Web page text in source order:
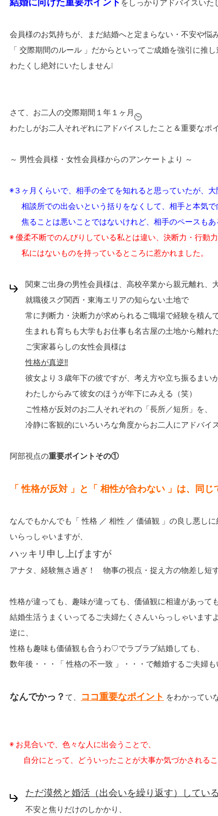
結婚に向けた重要ポイント をしっかりアドバイスい
会員様のお気持ちが、まだ結婚へと定まらない・不安や悩
「 交際期間のルール 」だからといってご成婚を強引に推
わたくし絶対にいたしません❕
さて、お二人の交際期間１年１ヶ月
わたしがお二人それぞれにアドバイスしたこと＆重要なポ
～ 男性会員様・女性会員様からのアンケートより ～
◉３ヶ月くらいで、相手の全てを知れると思っていたが、
相談所での出会いという括りをなくして、相手と本気で
焦ることは悪いことではないけれど、相手のペースもあ
◉ 優柔不断でのんびりしている私とは違い、決断力・行動
私にはないものを持っているところに惹かれました。
関東ご出身の男性会員様は、高校卒業から親元離れ、
就職後スグ関西・東海エリアの知らない土地で
常に判断力・決断力が求められるご職場で経験を積ん
生まれも育ちも大学もお仕事も名古屋の土地から離れ
ご実家暮らしの女性会員様は
性格が真逆‼
彼女より３歳年下の彼ですが、考え方や立ち振るまい
わたしからみて彼女のほうが年下にみえる（笑）
ご性格が反対のお二人それぞれの「長所／短所」を、
冷静に客観的にいろいろな角度からお二人にアドバイ
阿部視点の重要ポイントその①
「 性格が反対 」と「 相性が合わない 」は、同じ
なんでもかんでも「 性格 ／ 相性 ／ 価値観 」の良し悪し
いらっしゃいますが、
ハッキリ申し上げますが
アナタ、経験無さ過ぎ！ 物事の視点・捉え方の物差し短
性格が違っても、趣味が違っても、価値観に相違があって
結婚生活うまくいってるご夫婦たくさんいらっしゃいます
逆に、
性格も趣味も価値観も合うわ♡でラブラブ結婚しても、
数年後・・・「 性格の不一致 」・・・で離婚するご夫婦
なんでかっ？ て、 ココ重要なポイント をわかってい
◉ お見合いで、色々な人に出会うことで、
自分にとって、どういったことが大事か気づかされる
ただ漠然と婚活（出会いを繰り返す）してい
不安と焦りだけのしかかり、